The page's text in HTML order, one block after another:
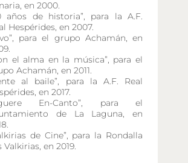
en 2000.
años de historia”, para la A.F.
Hespérides, en 2007.
para el grupo Achamán, en
el alma en la música”, para el
Achamán, en 2011.
al baile”, para la A.F. Real
en 2017.
En-Canto”, para el
de La Laguna, en
de Cine”, para la Rondalla
Valkirias, en 2019.